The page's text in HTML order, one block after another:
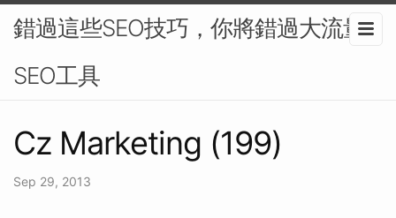
錯過這些SEO技巧，你將錯過大流量-
SEO工具
Cz Marketing (199)
Sep 29, 2013